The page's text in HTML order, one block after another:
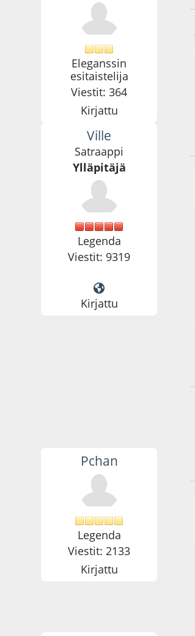
Eleganssin
esitaistelija
Viestit: 364
Kirjattu
Ville
Satraappi
Ylläpitäjä
Legenda
Viestit: 9319
Kirjattu
Pchan
Legenda
Viestit: 2133
Kirjattu